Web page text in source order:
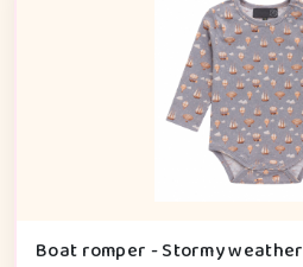
Boat romper - Stormy weather